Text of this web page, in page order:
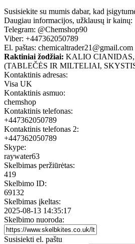
Susisiekite su mumis dabar, kad
Daugiau informacijos, užklausų ir kainų:
Telegram: @Chemshop90
Viber: +447362050789
El. paštas: chemicaltrader21@gmail.com
Raktiniai žodžiai: KALIO
(TABLEČĖS IR MILTELIAI,
Kontaktinis adresas:
Visa UK
Kontaktinis asmuo:
chemshop
Kontaktinis telefonas:
+447362050789
Kontaktinis telefonas 2:
+447362050789
Skype:
raywater63
Skelbimas peržiūrėtas:
419
Skelbimo ID:
69132
Skelbimas įkeltas:
2025-08-13 14:35:17
Skelbimo nuoroda:
Susisiekti el. paštu